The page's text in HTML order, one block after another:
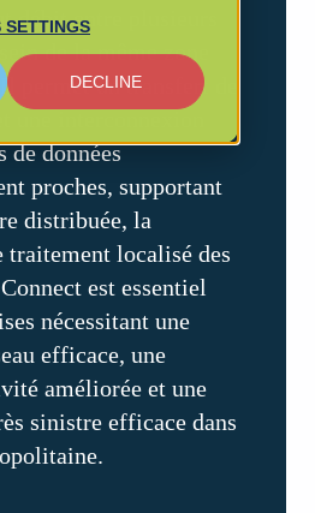
SETTINGS
DECLINE
débit entre plusieurs
de la même zone
permet un transfert de
de données
proches, supportant
distribuée, la
traitement localisé des
est essentiel
nécessitant une
efficace, une
améliorée et une
sinistre efficace dans